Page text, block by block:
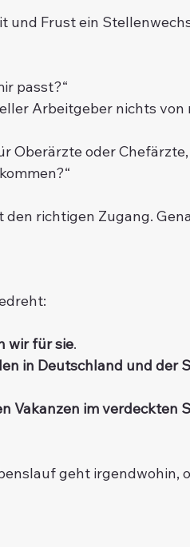
und Frust ein
passt?“
Arbeitgeber nichts von
Oberärzte oder
richtigen Zugang.
wir für sie.
in Deutschland und der
Vakanzen im verdeckten
geht irgendwohin,